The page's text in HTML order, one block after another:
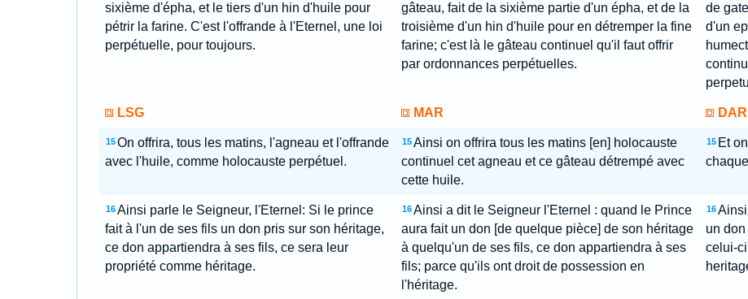
sixième d'épha, et le tiers d'un hin d'huile pour
pétrir la farine. C'est l'offrande à l'Eternel, une loi
perpétuelle, pour toujours.
gâteau, fait de la sixième partie d'un épha, et de la
troisième d'un hin d'huile pour en détremper la fine
farine; c'est là le gâteau continuel qu'il faut offrir
par ordonnances perpétuelles.
de
d'un
LSG MAR DAR
15 On offrira, tous les matins, l'agneau et l'offrande
avec l'huile, comme holocauste perpétuel.
15 Ainsi on offrira tous les matins [en] holocauste
continuel cet agneau et ce gâteau détrempé avec
cette huile.
15 Et
16 Ainsi parle le Seigneur, l'Eternel: Si le prince
fait à l'un de ses fils un don pris sur son héritage,
ce don appartiendra à ses fils, ce sera leur
propriété comme héritage.
16 Ainsi a dit le Seigneur l'Eternel : quand le Prince
aura fait un don [de quelque pièce] de son héritage
à quelqu'un de ses fils, ce don appartiendra à ses
fils; parce qu'ils ont droit de possession en
l'héritage.
16
un
celui-